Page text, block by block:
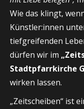
Wie das klingt,
Künstler:innen
tiefgreifenden
dürfen wir im
Stadtpfarrkirche
wirken lassen.
„Zeitscheiben“ ist